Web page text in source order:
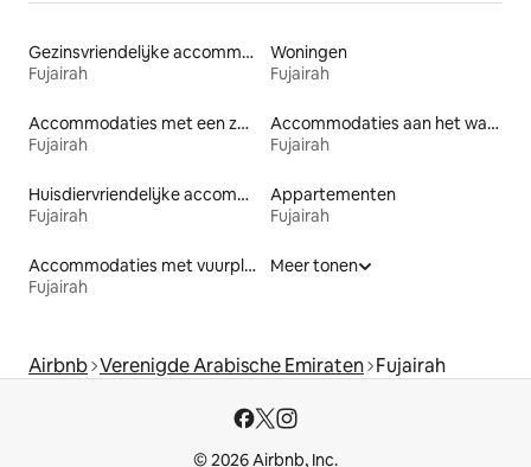
Gezinsvriendelijke accommodaties
Fujairah
Woningen
Fujairah
Accommodaties met een zwembad
Fujairah
Accommodaties aan het water
Fujairah
Huisdiervriendelijke accommodaties
Fujairah
Appartementen
Fujairah
Accommodaties met vuurplaats
Fujairah
Meer tonen
Airbnb Verenigde Arabische Emiraten Fujairah
© 2026 Airbnb, Inc.